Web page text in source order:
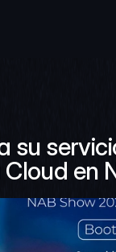
TV
Producción de
en Vivo
+ VSN IA
Select Language
Spanish (Spain)
ES
su
en